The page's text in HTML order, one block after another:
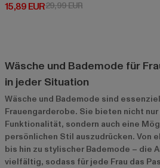
15,89 EUR
Derzeitiger Preis: 15,89 EUR
29,99 EURAktionspreis: 29,99
Wäsche und Bademode für
in jeder Situation
Wäsche und Bademode sind
Frauengarderobe. Sie bieten nicht
Funktionalität, sondern auch eine
persönlichen Stil auszudrücken. Von
bis hin zu stylischer Bademode – die
vielfältig, sodass für jede Frau das